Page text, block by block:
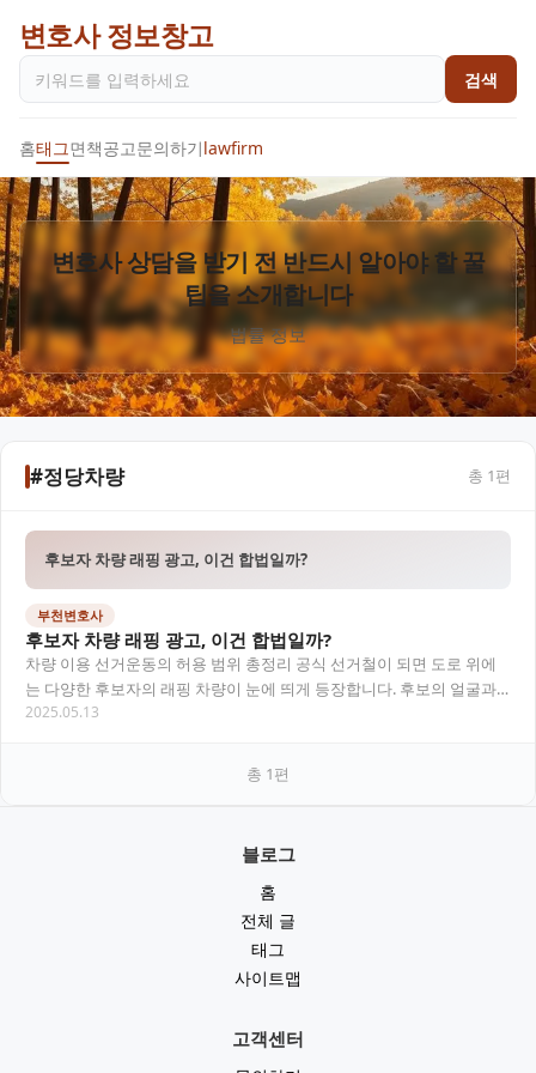
변호사 정보창고
검색
홈태그면책공고문의하기lawfirm
변호사 상담을 받기 전 반드시 알아야 할 꿀
팁을 소개합니다
법률 정보
#정당차량 총 1편
후보자 차량 래핑 광고, 이건 합법일까?
부천변호사
후보자 차량 래핑 광고, 이건 합법일까?
차량 이용 선거운동의 허용 범위 총정리 공식 선거철이 되면 도로 위에
는 다양한 후보자의 래핑 차량이 눈에 띄게 등장합니다. 후보의 얼굴과
이름, 정당명, 대표 공약이 대형 인쇄물로…
2025.05.13
총 1편
블로그
홈
전체 글
태그
사이트맵
고객센터